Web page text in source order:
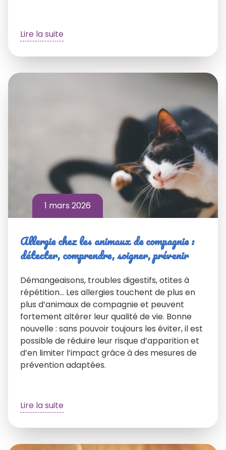
Lire la suite
1 mars 2026
Allergie chez les animaux de compagnie :
détecter, comprendre, soigner, prévenir
Démangeaisons, troubles digestifs, otites à
répétition… Les allergies touchent de plus en
plus d’animaux de compagnie et peuvent
fortement altérer leur qualité de vie. Bonne
nouvelle : sans pouvoir toujours les éviter, il est
possible de réduire leur risque d’apparition et
d’en limiter l’impact grâce à des mesures de
prévention adaptées.
Lire la suite